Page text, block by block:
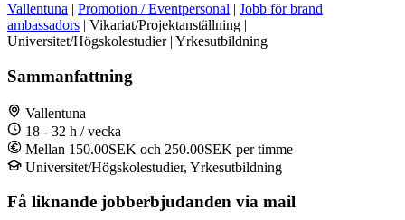
Vallentuna | Promotion / Eventpersonal | Jobb för brand
ambassadors | Vikariat/Projektanställning |
Universitet/Högskolestudier | Yrkesutbildning
Sammanfattning
Vallentuna
18 - 32 h / vecka
Mellan 150.00SEK och 250.00SEK per timme
Universitet/Högskolestudier, Yrkesutbildning
Få liknande jobberbjudanden via mail